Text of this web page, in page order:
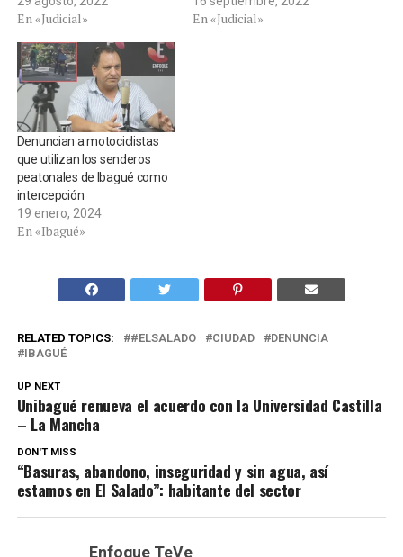
En «Judicial» En «Judicial»
Denuncian a motociclistas
que utilizan los senderos
peatonales de Ibagué como
intercepción
19 enero, 2024
En «Ibagué»
RELATED TOPICS: #ELSALADO CIUDAD
DENUNCIA
IBAGUÉ
UP NEXT
Unibagué renueva el acuerdo con la Universidad Castilla
– La Mancha
DON'T MISS
“Basuras, abandono, inseguridad y sin agua, así
estamos en El Salado”: habitante del sector
Enfoque TeVe